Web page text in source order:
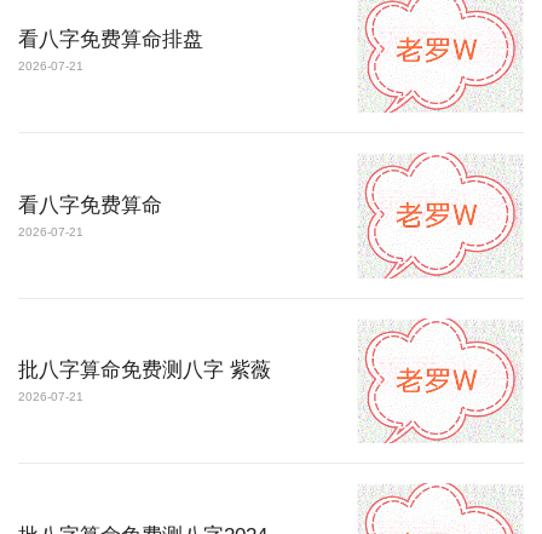
看八字免费算命排盘
2026-07-21
看八字免费算命
2026-07-21
批八字算命免费测八字 紫薇
2026-07-21